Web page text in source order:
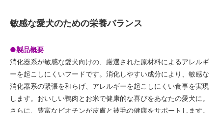
敏感な愛犬のための栄養バランス
●製品概要
消化器系が敏感な愛犬向けの、厳選された原材料によるアレルギ
ーを起こしにくいフードです。消化しやすい成分により、敏感な
消化器系の緊張を和らげ、アレルギーを起こしにくい食事を実現
します。おいしい鴨肉とお米で健康的な喜びをあなたの愛犬に。
さらに、豊富なビオチンが皮膚と被毛の健康をサポートします。